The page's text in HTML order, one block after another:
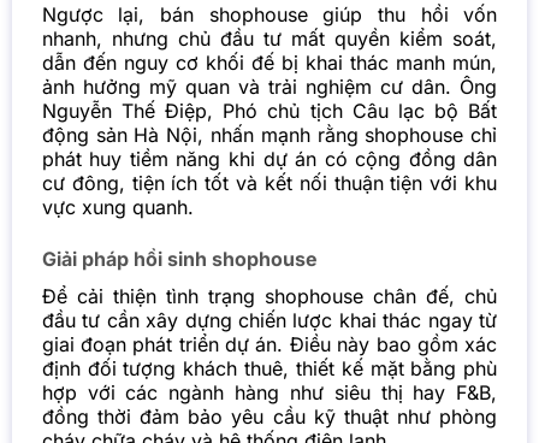
Ngược lại, bán shophouse giúp thu hồi vốn
nhanh, nhưng chủ đầu tư mất quyền kiểm soát,
dẫn đến nguy cơ khối đế bị khai thác manh mún,
ảnh hưởng mỹ quan và trải nghiệm cư dân. Ông
Nguyễn Thế Điệp, Phó chủ tịch Câu lạc bộ Bất
động sản Hà Nội, nhấn mạnh rằng shophouse chỉ
phát huy tiềm năng khi dự án có cộng đồng dân
cư đông, tiện ích tốt và kết nối thuận tiện với khu
vực xung quanh.
Giải pháp hồi sinh shophouse
Để cải thiện tình trạng shophouse chân đế, chủ
đầu tư cần xây dựng chiến lược khai thác ngay từ
giai đoạn phát triển dự án. Điều này bao gồm xác
định đối tượng khách thuê, thiết kế mặt bằng phù
hợp với các ngành hàng như siêu thị hay F&B,
đồng thời đảm bảo yêu cầu kỹ thuật như phòng